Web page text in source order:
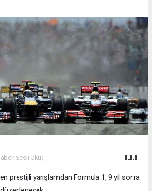
Sesli Oku)
prestijli yarışlarından Formula 1, 9 yıl sonra